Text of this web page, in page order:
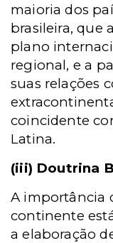
maioria dos
brasileira, que
plano
regional, e a
suas relações
coincidente
Latina.
(iii) Doutrina
A importância
continente
a elaboração